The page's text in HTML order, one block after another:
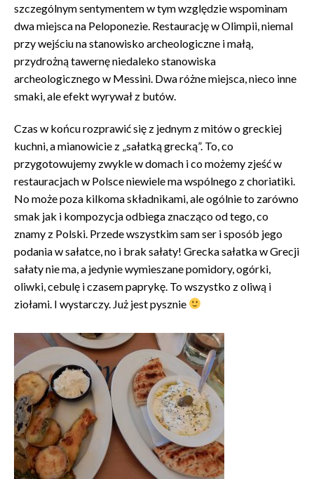
szczególnym sentymentem w tym względzie wspominam
dwa miejsca na Peloponezie. Restaurację w Olimpii, niemal
przy wejściu na stanowisko archeologiczne i małą,
przydrożną tawernę niedaleko stanowiska
archeologicznego w Messini. Dwa różne miejsca, nieco inne
smaki, ale efekt wyrywał z butów.
Czas w końcu rozprawić się z jednym z mitów o greckiej
kuchni, a mianowicie z „sałatką grecką”. To, co
przygotowujemy zwykle w domach i co możemy zjeść w
restauracjach w Polsce niewiele ma wspólnego z choriatiki.
No może poza kilkoma składnikami, ale ogólnie to zarówno
smak jak i kompozycja odbiega znacząco od tego, co
znamy z Polski. Przede wszystkim sam ser i sposób jego
podania w sałatce, no i brak sałaty! Grecka sałatka w Grecji
sałaty nie ma, a jedynie wymieszane pomidory, ogórki,
oliwki, cebulę i czasem paprykę. To wszystko z oliwą i
ziołami. I wystarczy. Już jest pysznie